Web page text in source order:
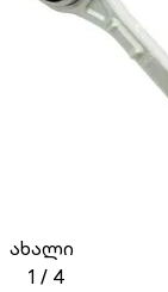
ახალი
1 / 4